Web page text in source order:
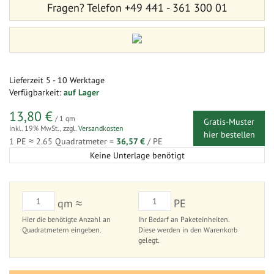
Lieferzeit 5 - 10 Werktage
Verfügbarkeit: auf Lager
13,80 € / 1 qm
inkl. 19% MwSt., zzgl. Versandkosten
1 PE ≈ 2.65 Quadratmeter = 36,57 € / PE
Gratis-Muster
hier bestellen
Keine Unterlage benötigt
qm ≈
Hier die benötigte Anzahl an
Quadratmetern eingeben.
PE
Ihr Bedarf an Paketeinheiten.
Diese werden in den Warenkorb
gelegt.
Fragen?Telefon +49 441 - 361 300 01